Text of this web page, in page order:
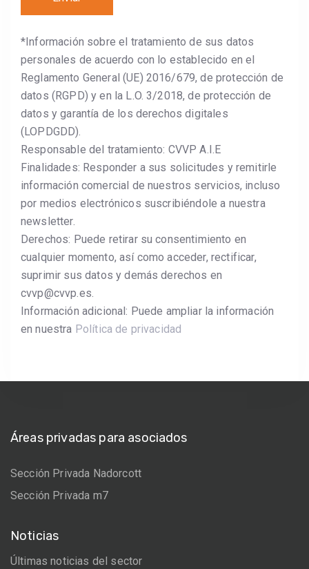
*Información sobre el tratamiento de sus datos
personales de acuerdo con lo establecido en el
Reglamento General (UE) 2016/679, de protección de
datos (RGPD) y en la L.O. 3/2018, de protección de
datos y garantía de los derechos digitales
(LOPDGDD).
Responsable del tratamiento: CVVP A.I.E
Finalidades: Responder a sus solicitudes y remitirle
información comercial de nuestros servicios, incluso
por medios electrónicos suscribiéndole a nuestra
newsletter.
Derechos: Puede retirar su consentimiento en
cualquier momento, así como acceder, rectificar,
suprimir sus datos y demás derechos en
cvvp@cvvp.es.
Información adicional: Puede ampliar la información
en nuestra Política de privacidad
Áreas privadas para asociados
Sección Privada Nadorcott
Sección Privada m7
Noticias
Últimas noticias del sector